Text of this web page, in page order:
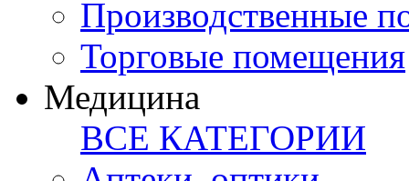
Производственные
Торговые помещения
Медицина
ВСЕ КАТЕГОРИИ